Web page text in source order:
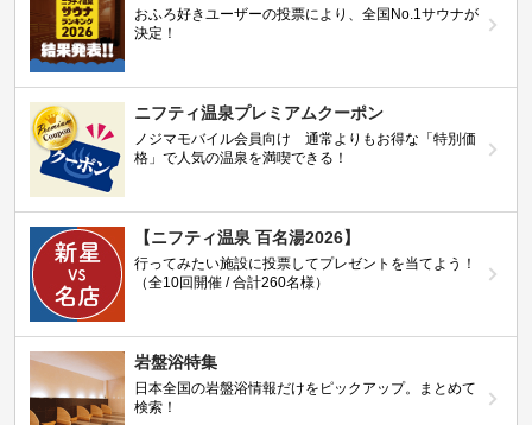
おふろ好きユーザーの投票により、全国No.1サウナが
決定！
ニフティ温泉プレミアムクーポン
ノジマモバイル会員向け 通常よりもお得な「特別価
格」で人気の温泉を満喫できる！
【ニフティ温泉 百名湯2026】
行ってみたい施設に投票してプレゼントを当てよう！
（全10回開催 / 合計260名様）
岩盤浴特集
日本全国の岩盤浴情報だけをピックアップ。まとめて
検索！